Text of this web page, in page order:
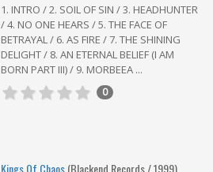
1. INTRO / 2. SOIL OF SIN / 3. HEADHUNTER
/ 4. NO ONE HEARS / 5. THE FACE OF
BETRAYAL / 6. AS FIRE / 7. THE SHINING
DELIGHT / 8. AN ETERNAL BELIEF (I AM
BORN PART III) / 9. MORBEEA ...
0